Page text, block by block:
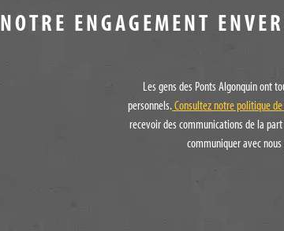
NOTRE ENGAGEMENT
Les gens des Ponts Algonquin ont
personnels.Consultez notre politique
recevoir des communications de la
communiquer avec